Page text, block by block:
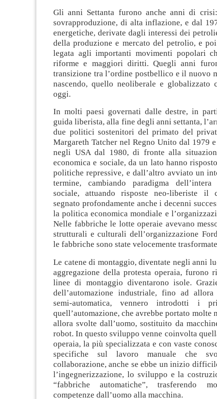
Gli anni Settanta furono anche anni di
sovrapproduzione, di alta inflazione, e dal
energetiche, derivate dagli interessi dei
della produzione e mercato del petrolio, e
legata agli importanti movimenti popolari
riforme e maggiori diritti. Quegli anni
transizione tra l’ordine postbellico e il nuovo
nascendo, quello neoliberale e globalizzato
oggi.
In molti paesi governati dalle destre, in
guida liberista, alla fine degli anni settanta,
due politici sostenitori del primato del
Margareth Tatcher nel Regno Unito dal 1979
negli USA dal 1980, di fronte alla
economica e sociale, da un lato hanno
politiche repressive, e dall’altro avviato un
termine, cambiando paradigma dell’intera
sociale, attuando risposte neo-liberiste il
segnato profondamente anche i decenni
la politica economica mondiale e
Nelle fabbriche le lotte operaie avevano
strutturali e culturali dell’organizzazione
le fabbriche sono state velocemente
Le catene di montaggio, diventate negli anni
aggregazione della protesta operaia, furono
linee di montaggio diventarono isole.
dell’automazione industriale, fino ad allora
semi-automatica, vennero introdotti i
quell’automazione, che avrebbe portato molte
allora svolte dall’uomo, sostituito da
robot. In questo sviluppo venne coinvolta
operaia, la più specializzata e con vaste
specifiche sul lavoro manuale che
collaborazione, anche se ebbe un inizio
l’ingegnerizzazione, lo sviluppo e la
“fabbriche automatiche”, trasferendo
competenze dall’uomo alla macchina.